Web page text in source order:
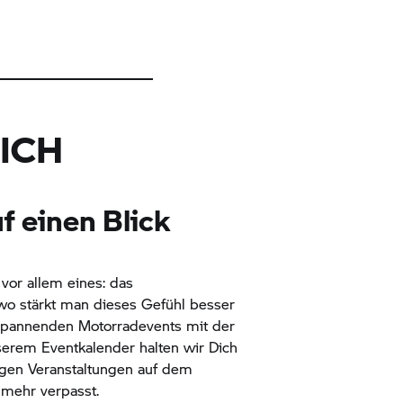
einen Blick
allem eines: das
stärkt man dieses Gefühl besser
Motorradevents mit der
Eventkalender halten wir Dich
Veranstaltungen auf dem
verpasst.